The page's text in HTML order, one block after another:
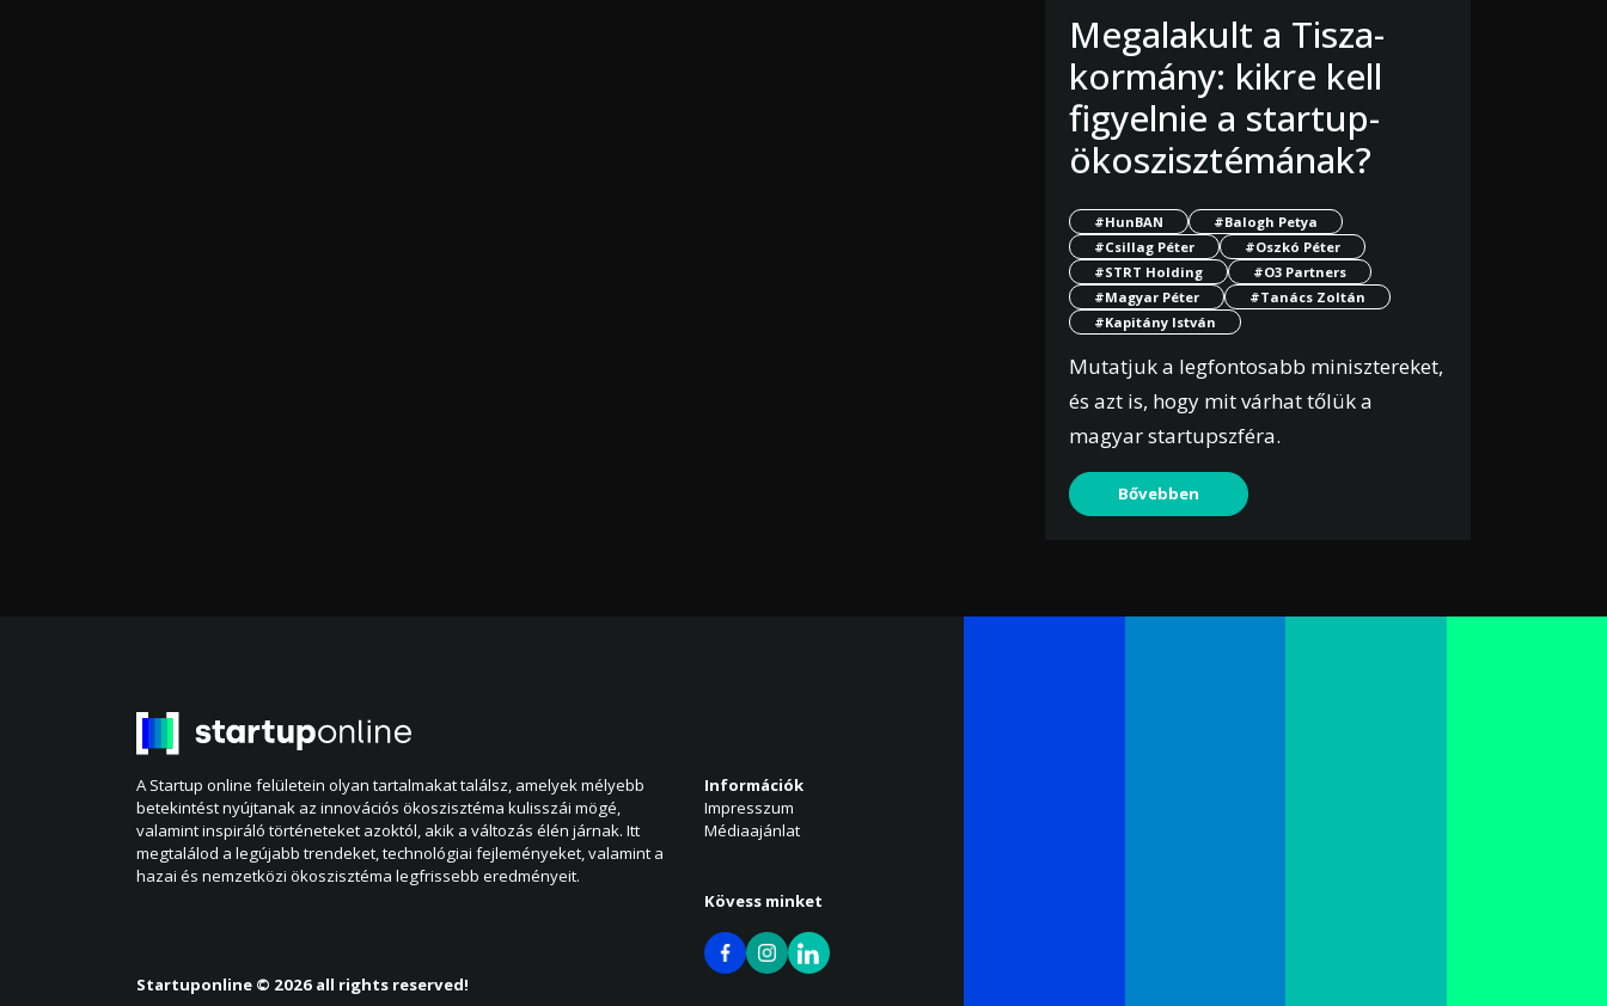
Megalakult a Tisza-
kormány: kikre kell
figyelnie a startup-
ökoszisztémának?
#HunBAN
#Balogh Petya
#Csillag Péter
#Oszkó Péter
#STRT Holding
#O3 Partners
#Magyar Péter
#Tanács Zoltán
#Kapitány István
Mutatjuk a legfontosabb minisztereket,
és azt is, hogy mit várhat tőlük a
magyar startupszféra.
Bővebben
A Startup online felületein olyan tartalmakat találsz, amelyek mélyebb
betekintést nyújtanak az innovációs ökoszisztéma kulisszái mögé,
valamint inspiráló történeteket azoktól, akik a változás élén járnak. Itt
megtalálod a legújabb trendeket, technológiai fejleményeket, valamint a
hazai és nemzetközi ökoszisztéma legfrissebb eredményeit.
Információk
Impresszum
Médiaajánlat
Kövess minket
Startuponline © 2026 all rights reserved!